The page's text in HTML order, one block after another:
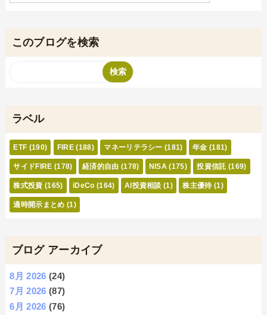
このブログを検索
ラベル
ETF (190) FIRE (188) マネーリテラシー (181) 年金 (181)
サイドFIRE (178) 経済的自由 (178) NISA (175) 投資信託 (169)
株式投資 (165) iDeCo (164) AI投資相談 (1) 株主優待 (1)
適時開示まとめ (1)
ブログ アーカイブ
8月 2026 (24)
7月 2026 (87)
6月 2026 (76)